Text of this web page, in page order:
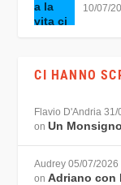
10/07/
CI HANNO
Flavio D'Andria 31/
onUn
Audrey 05/07/2026
onAdriano con